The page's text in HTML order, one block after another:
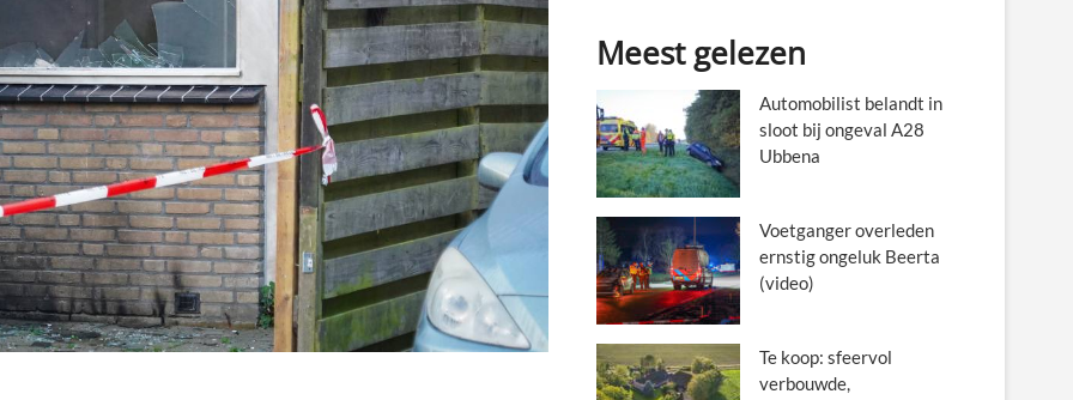
Meest gelezen
Automobilist belandt in
sloot bij ongeval A28
Ubbena
Voetganger overleden
ernstig ongeluk Beerta
(video)
Te koop: sfeervol
verbouwde,